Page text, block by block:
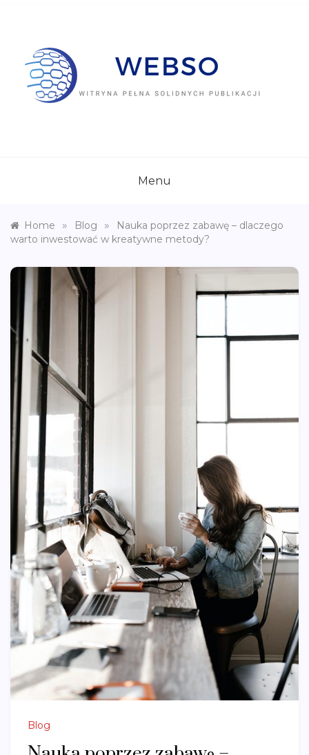
Menu
Home » Blog »
Nauka poprzez zabawę – dlaczego
warto inwestować w kreatywne metody?
Blog